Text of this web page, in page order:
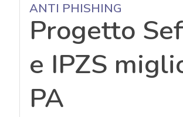
ANTI PHISHING
Progetto
e IPZS
PA